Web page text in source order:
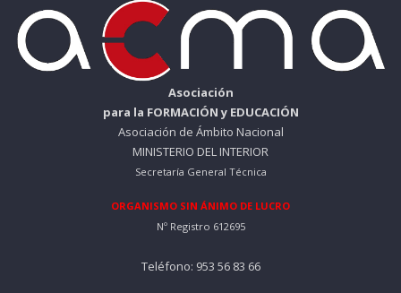
Asociación
para la FORMACIÓN y EDUCACIÓN
Asociación de Ámbito Nacional
MINISTERIO DEL INTERIOR
Secretaría General Técnica
ORGANISMO SIN ÁNIMO DE LUCRO
Nº Registro 612695
Teléfono: 953 56 83 66